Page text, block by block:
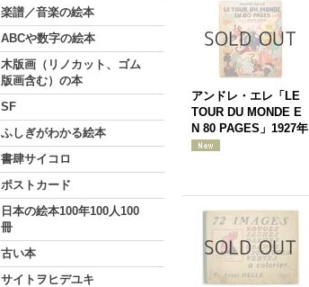
楽譜／音楽の絵本
ABCや数字の絵本
木版画（リノカット、ゴム
版画含む）の本
SF
ふしぎがわかる絵本
書肆サイコロ
ポストカード
日本の絵本100年100人100
冊
古い本
サイトヲヒデユキ
アンドレ・エレ「LE
TOUR DU MONDE E
N 80 PAGES」1927年